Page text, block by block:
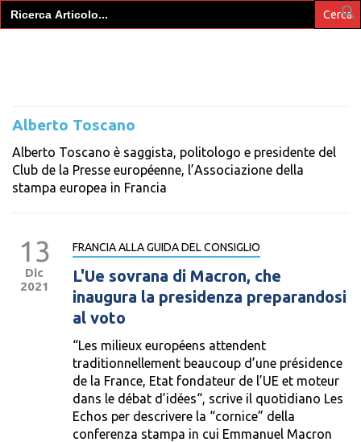
Search
for:
Alberto Toscano
Alberto Toscano è saggista, politologo e presidente del
Club de la Presse européenne, l’Associazione della
stampa europea in Francia
13
Dic
2021
FRANCIA ALLA GUIDA DEL CONSIGLIO
L'Ue sovrana di Macron, che
inaugura la presidenza preparandosi
al voto
“Les milieux européens attendent
traditionnellement beaucoup d’une présidence
de la France, Etat fondateur de l’UE et moteur
dans le débat d’idées“, scrive il quotidiano Les
Echos per descrivere la “cornice” della
conferenza stampa in cui Emmanuel Macron